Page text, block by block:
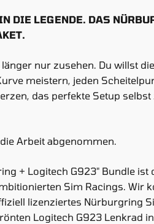
DIE LEGENDE. DAS
nur zusehen. Du willst
meistern, jeden
das perfekte Setup
Arbeit abgenommen.
+ Logitech G923" Bundle ist
Sim Racings. Wir
lizenziertes Nürburgring
Logitech G923 Lenkrad